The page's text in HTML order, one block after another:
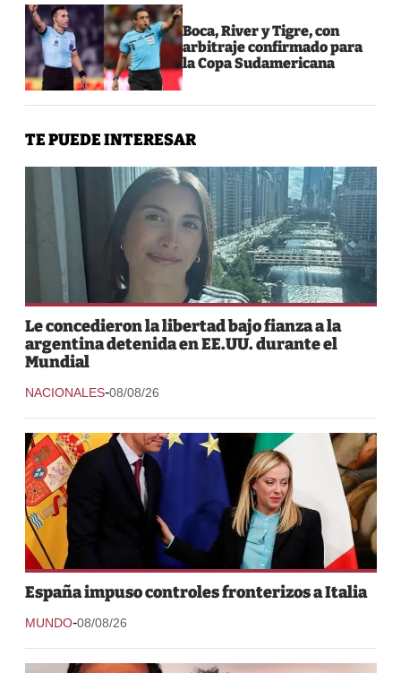
Boca, River y Tigre, con
arbitraje confirmado para
la Copa Sudamericana
TE PUEDE INTERESAR
Le concedieron la libertad bajo fianza a la
argentina detenida en EE.UU. durante el
Mundial
NACIONALES-08/08/26
España impuso controles fronterizos a Italia
MUNDO-08/08/26